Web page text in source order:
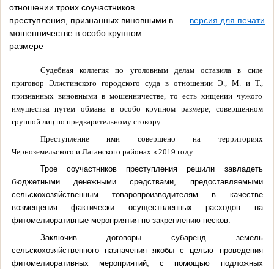
отношении троих соучастников
преступления, признанных виновными в
мошенничестве в особо крупном
размере
версия для печати
Судебная коллегия по уголовным делам оставила в силе
приговор Элистинского городского суда в отношении Э., М. и Т.,
признанных виновными в мошенничестве, то есть хищении чужого
имущества путем обмана в особо крупном размере, совершенном
группой лиц по предварительному сговору.
Преступление ими совершено на территориях
Черноземельского и Лаганского районах в 2019 году.
Трое соучастников преступления решили завладеть
бюджетными денежными средствами, предоставляемыми
сельскохозяйственным товаропроизводителям в качестве
возмещения фактически осуществленных расходов на
фитомелиоративные мероприятия по закреплению песков.
Заключив договоры субаренд земель
сельскохозяйственного назначения якобы с целью проведения
фитомелиоративных мероприятий, с помощью подложных